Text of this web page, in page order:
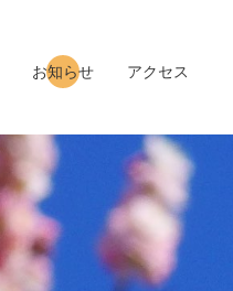
お知らせ アクセス